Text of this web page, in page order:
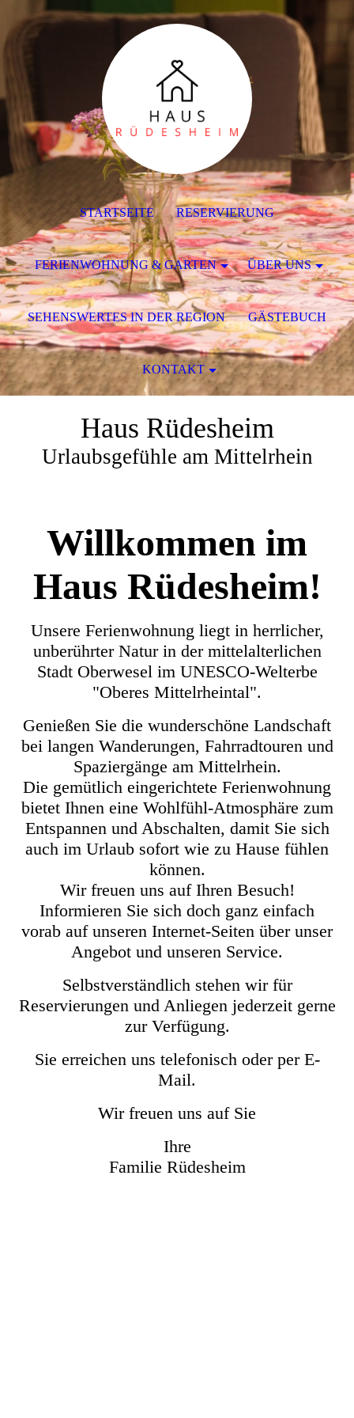
Haus Rüdesheim
Urlaubsgefühle am Mittelrhein
Willkommen im
Haus Rüdesheim!
Unsere Ferienwohnung liegt in herrlicher,
unberührter Natur in der mittelalterlichen
Stadt Oberwesel im UNESCO-Welterbe
"Oberes Mittelrheintal".
Genießen Sie die wunderschöne Landschaft
bei langen Wanderungen, Fahrradtouren und
Spaziergänge am Mittelrhein.
Die gemütlich eingerichtete Ferienwohnung
bietet Ihnen eine Wohlfühl-Atmosphäre zum
Entspannen und Abschalten, damit Sie sich
auch im Urlaub sofort wie zu Hause fühlen
können.
Wir freuen uns auf Ihren Besuch!
Informieren Sie sich doch ganz einfach
vorab auf unseren Internet-Seiten über unser
Angebot und unseren Service.
Selbstverständlich stehen wir für
Reservierungen und Anliegen jederzeit gerne
zur Verfügung.
Sie erreichen uns telefonisch oder per E-
Mail.
Wir freuen uns auf Sie
Ihre
Familie Rüdesheim
STARTSEITE RESERVIERUNG
FERIENWOHNUNG & GARTEN ÜBER UNS
SEHENSWERTES IN DER REGION GÄSTEBUCH
KONTAKT